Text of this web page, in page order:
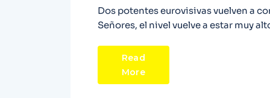
Dos potentes eurovisivas vuelven a
Señores, el nivel vuelve a estar muy
Read
More